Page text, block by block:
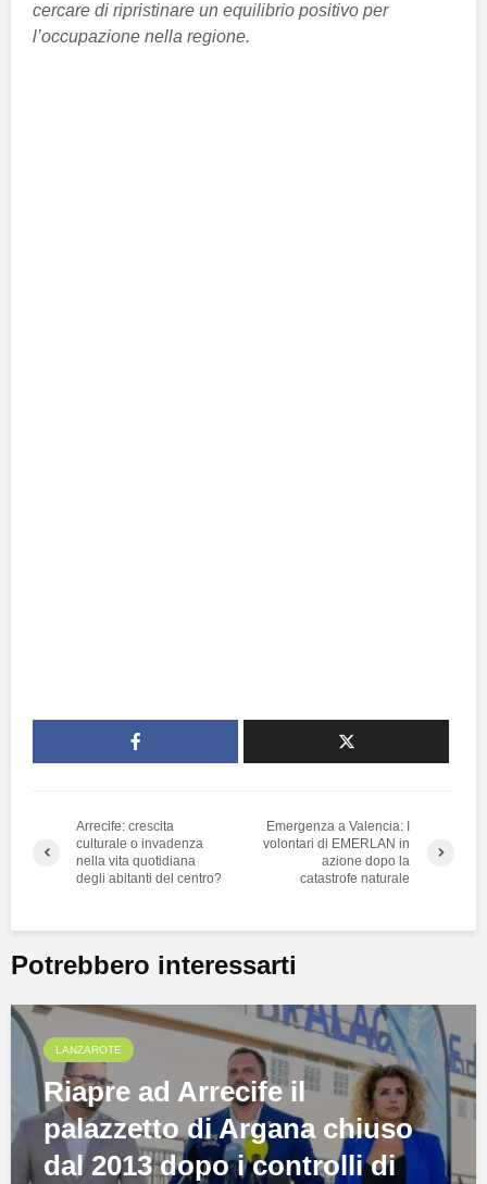
cercare di ripristinare un equilibrio positivo per
l’occupazione nella regione.
Arrecife: crescita
culturale o invadenza
nella vita quotidiana
degli abitanti del centro?
Emergenza a Valencia: I
volontari di EMERLAN in
azione dopo la
catastrofe naturale
Potrebbero interessarti
LANZAROTE
Riapre ad Arrecife il
palazzetto di Argana chiuso
dal 2013 dopo i controlli di